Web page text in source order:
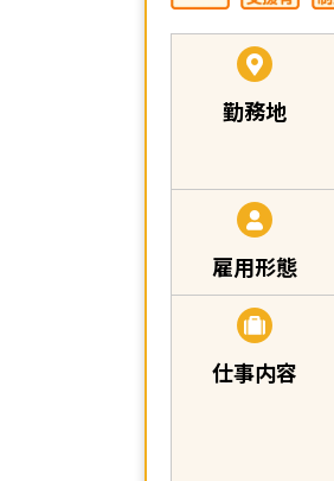
勤務地
雇用形態
仕事内容